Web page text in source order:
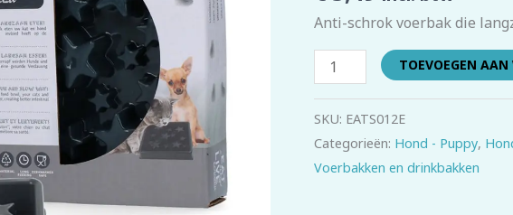
Anti-schrok voerbak die
aantal
TOEVOEGEN
SKU: EATS012E
Categorieën: Hond - Puppy,
Voerbakken en drinkbakken